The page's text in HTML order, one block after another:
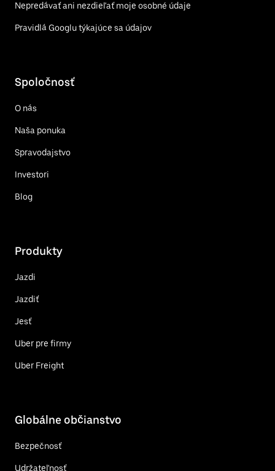
Nepredávať ani nezdieľať moje osobné údaje
Pravidlá Googlu týkajúce sa údajov
Spoločnosť
O nás
Naša ponuka
Spravodajstvo
Investori
Blog
Produkty
Jazdi
Jazdiť
Jesť
Uber pre firmy
Uber Freight
Globálne občianstvo
Bezpečnosť
Udržateľnosť